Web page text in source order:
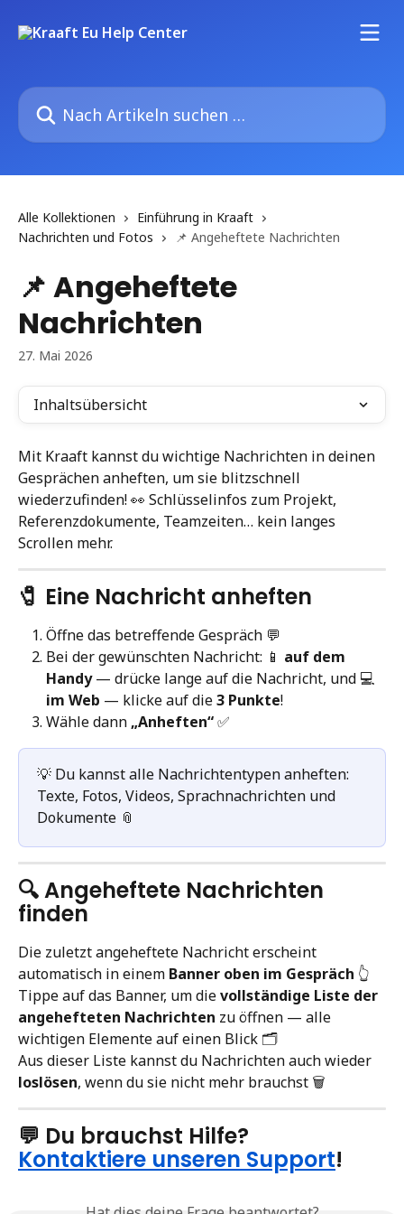
Nach Artikeln suchen …
Alle Kollektionen
Einführung in Kraaft
Nachrichten und Fotos
📌 Angeheftete Nachrichten
📌 Angeheftete
Nachrichten
27. Mai 2026
Inhaltsübersicht
Mit Kraaft kannst du wichtige Nachrichten in deinen
Gesprächen anheften, um sie blitzschnell
wiederzufinden! 👀 Schlüsselinfos zum Projekt,
Referenzdokumente, Teamzeiten… kein langes
Scrollen mehr.
🧷 Eine Nachricht anheften
Öffne das betreffende Gespräch 💬
Bei der gewünschten Nachricht: 📱 auf dem
Handy — drücke lange auf die Nachricht, und 💻
im Web — klicke auf die 3 Punkte!
Wähle dann „Anheften“ ✅
💡 Du kannst alle Nachrichtentypen anheften:
Texte, Fotos, Videos, Sprachnachrichten und
Dokumente 📎
🔍 Angeheftete Nachrichten
finden
Die zuletzt angeheftete Nachricht erscheint
automatisch in einem Banner oben im Gespräch 👆
Tippe auf das Banner, um die vollständige Liste der
angehefteten Nachrichten zu öffnen — alle
wichtigen Elemente auf einen Blick 🗂️
Aus dieser Liste kannst du Nachrichten auch wieder
loslösen, wenn du sie nicht mehr brauchst 🗑️
💬 Du brauchst Hilfe?
Kontaktiere unseren Support!